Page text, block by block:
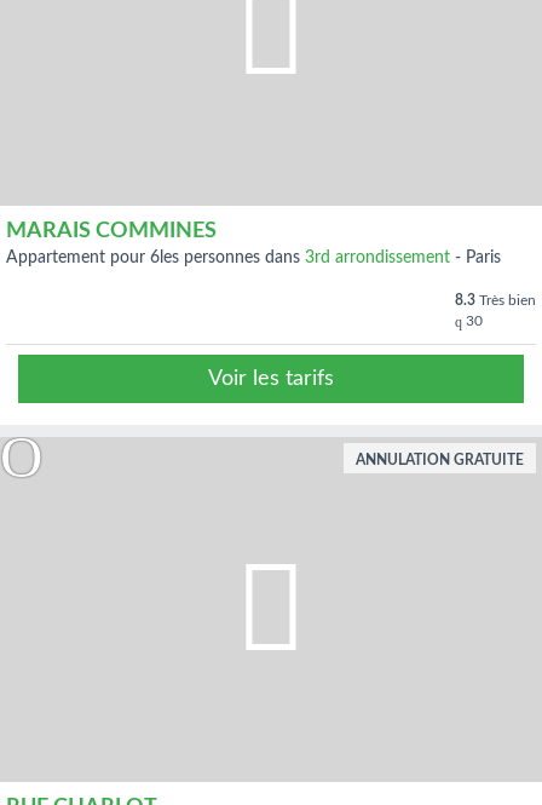
MARAIS COMMINES
appartement pour 6les personnes dans 3rd arrondissement - Paris
8.3 Très bien
30
Voir les tarifs
ANNULATION GRATUITE